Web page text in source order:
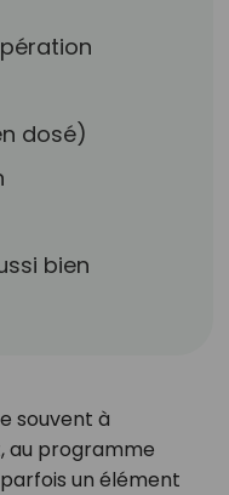
dosé)
bien
souvent à
au programme
un élément